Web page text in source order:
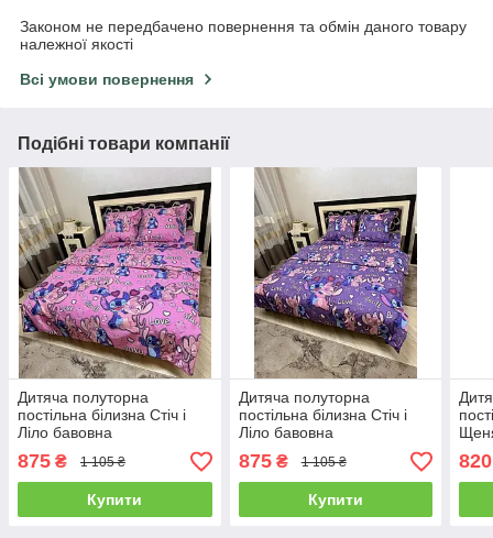
Законом не передбачено повернення та обмін даного товару
належної якості
Всі умови повернення
Подібні товари компанії
Дитяча полуторна
постільна білизна Стіч і
Ліло бавовна
875 ₴ 1 105 ₴
Купити
Дитяча полуторна
постільна білизна Стіч і
Ліло бавовна
875₴ 1 105 ₴
Купити
820